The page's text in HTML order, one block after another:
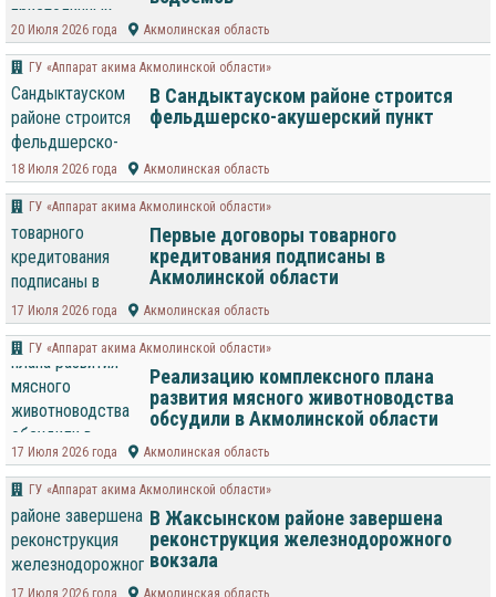
20 Июля 2026 года Акмолинская область
ГУ «Аппарат акима Акмолинской области»
В Сандыктауском районе строится
фельдшерско-акушерский пункт
18 Июля 2026 года Акмолинская область
ГУ «Аппарат акима Акмолинской области»
Первые договоры товарного
кредитования подписаны в
Акмолинской области
17 Июля 2026 года Акмолинская область
ГУ «Аппарат акима Акмолинской области»
Реализацию комплексного плана
развития мясного животноводства
обсудили в Акмолинской области
17 Июля 2026 года Акмолинская область
ГУ «Аппарат акима Акмолинской области»
В Жаксынском районе завершена
реконструкция железнодорожного
вокзала
17 Июля 2026 года Акмолинская область